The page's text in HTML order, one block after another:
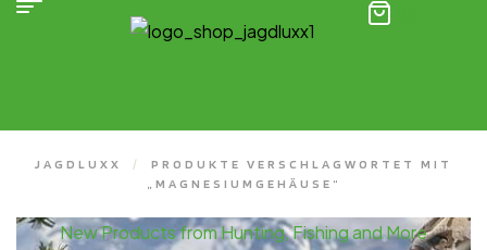
JAGDLUXX /
PRODUKTE VERSCHLAGWORTET MIT
„MAGNESIUMGEHÄUSE“
New Products from Hunting, Fishing and More